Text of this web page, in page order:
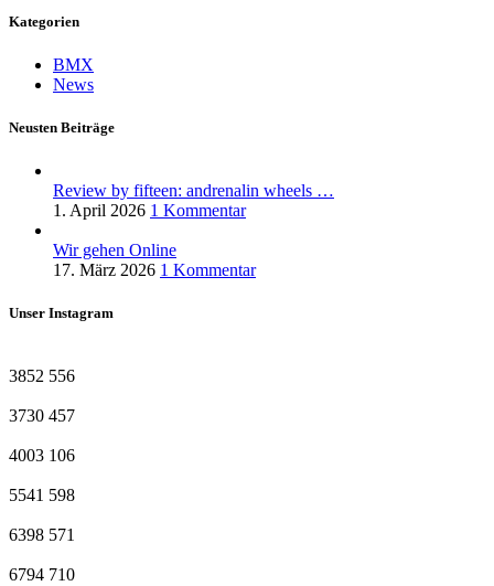
Kategorien
BMX
News
Neusten Beiträge
Review by fifteen: andrenalin wheels …
1. April 2026 1 Kommentar
Wir gehen Online
17. März 2026 1 Kommentar
Unser Instagram
3852 556
3730 457
4003 106
5541 598
6398 571
6794 710